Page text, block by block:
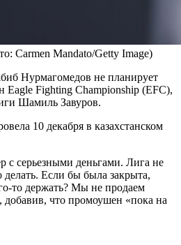
Carmen Mandato/Getty Image)
Нурмагомедов не планирует
Eagle Fighting Championship (EFC),
Шамиль Завуров.
10 декабря в казахстанском
с серьезными деньгами. Лига не
делать. Если бы была закрыта,
то держать? Мы не продаем
добавив, что промоушен «пока на